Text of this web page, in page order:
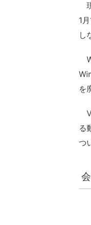
1
し
を
る
つ